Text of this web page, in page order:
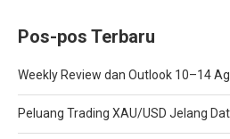
Pos-pos Terbaru
Weekly Review dan Outlook 10–14
Peluang Trading XAU/USD Jelang